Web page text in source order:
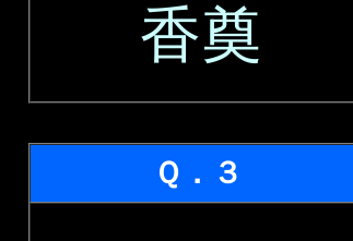
香奠
Ｑ．３